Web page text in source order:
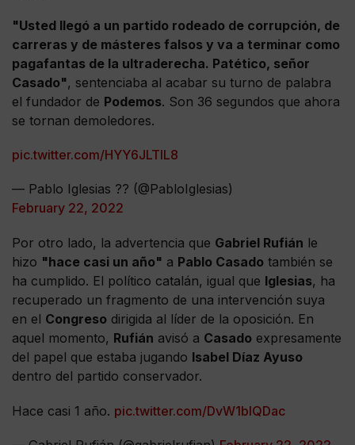
"Usted llegó a un partido rodeado de corrupción, de
carreras y de másteres falsos y va a terminar como
pagafantas de la ultraderecha. Patético, señor
Casado", sentenciaba al acabar su turno de palabra
el fundador de Podemos. Son 36 segundos que ahora
se tornan demoledores.
pic.twitter.com/HYY6JLTlL8
— Pablo Iglesias ?? (@PabloIglesias)
February 22, 2022
Por otro lado, la advertencia que Gabriel Rufián le
hizo "hace casi un año" a Pablo Casado también se
ha cumplido. El político catalán, igual que Iglesias, ha
recuperado un fragmento de una intervención suya
en el Congreso dirigida al líder de la oposición. En
aquel momento, Rufián avisó a Casado expresamente
del papel que estaba jugando Isabel Díaz Ayuso
dentro del partido conservador.
Hace casi 1 año. pic.twitter.com/DvW1blQDac